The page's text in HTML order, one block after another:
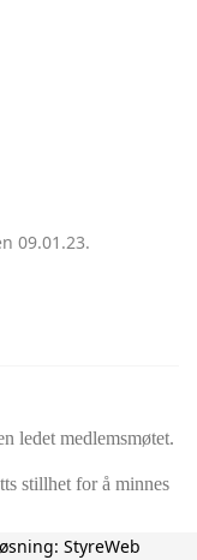
09.01.23.
ledet medlemsmøtet.
stillhet for å minnes
kåserte om deres
StyreWeb